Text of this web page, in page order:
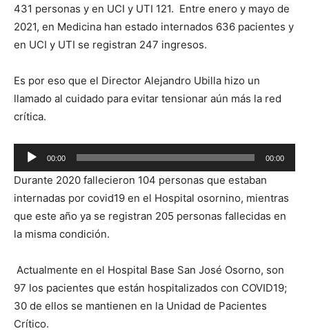
431 personas y en UCI y UTI 121. Entre enero y mayo de
2021, en Medicina han estado internados 636 pacientes y
en UCI y UTI se registran 247 ingresos.
Es por eso que el Director Alejandro Ubilla hizo un
llamado al cuidado para evitar tensionar aún más la red
crítica.
Reproductor
de
audio
00:00 00:00
Durante 2020 fallecieron 104 personas que estaban
internadas por covid19 en el Hospital osornino, mientras
que este año ya se registran 205 personas fallecidas en
la misma condición.
Actualmente en el Hospital Base San José Osorno, son
97 los pacientes que están hospitalizados con COVID19;
30 de ellos se mantienen en la Unidad de Pacientes
Crítico.